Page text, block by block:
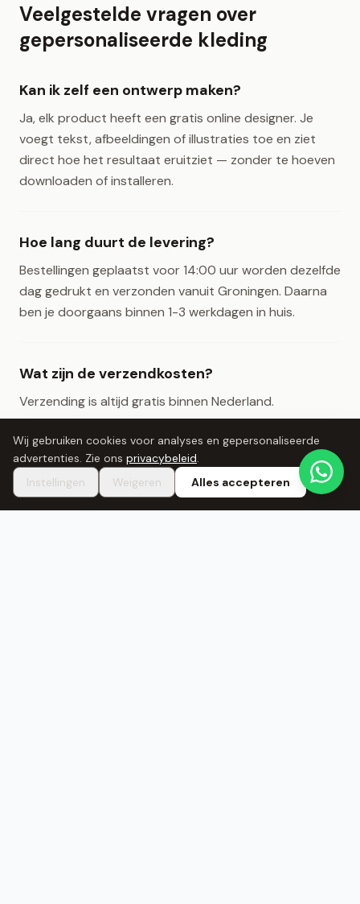
Veelgestelde vragen over
gepersonaliseerde kleding
Kan ik zelf een ontwerp maken?
Ja, elk product heeft een gratis online designer. Je
voegt tekst, afbeeldingen of illustraties toe en ziet
direct hoe het resultaat eruitziet — zonder te hoeven
downloaden of installeren.
Hoe lang duurt de levering?
Bestellingen geplaatst voor 14:00 uur worden dezelfde
dag gedrukt en verzonden vanuit Groningen. Daarna
ben je doorgaans binnen 1-3 werkdagen in huis.
Wat zijn de verzendkosten?
Verzending is altijd gratis binnen Nederland.
Kan ik mijn eigen kledingstuk laten
bedrukken?
Ja, via onze eigen-kleding-service breng je je eigen
Wij gebruiken cookies voor analyses en gepersonaliseerde
advertenties. Zie ons privacybeleid.
Instellingen
Weigeren Alles accepteren